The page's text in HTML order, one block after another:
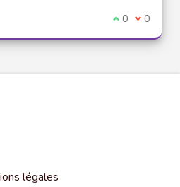
Je suis
0 Je ne
0
légales